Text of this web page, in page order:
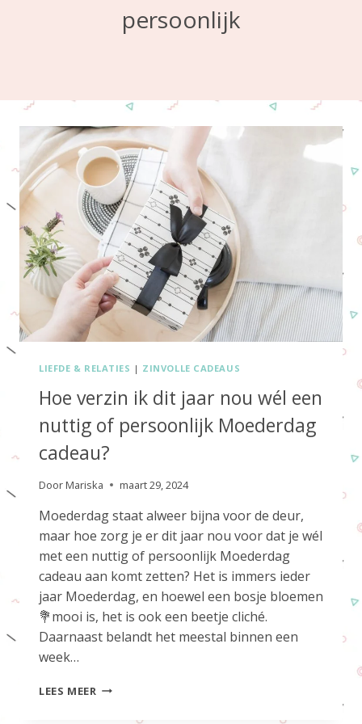
persoonlijk
LIEFDE & RELATIES | ZINVOLLE CADEAUS
Hoe verzin ik dit jaar nou wél een
nuttig of persoonlijk Moederdag
cadeau?
Door Mariska maart 29, 2024
Moederdag staat alweer bijna voor de deur,
maar hoe zorg je er dit jaar nou voor dat je wél
met een nuttig of persoonlijk Moederdag
cadeau aan komt zetten? Het is immers ieder
jaar Moederdag, en hoewel een bosje bloemen
💐mooi is, het is ook een beetje cliché.
Daarnaast belandt het meestal binnen een
week…
LEES MEER HOE